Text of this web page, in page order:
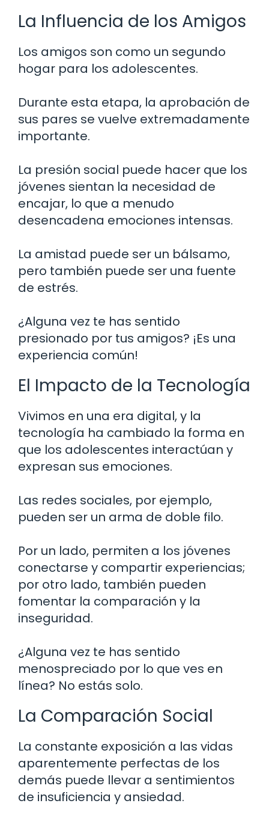
La Influencia de los Amigos
Los amigos son como un segundo
hogar para los adolescentes.
Durante esta etapa, la aprobación de
sus pares se vuelve extremadamente
importante.
La presión social puede hacer que los
jóvenes sientan la necesidad de
encajar, lo que a menudo
desencadena emociones intensas.
La amistad puede ser un bálsamo,
pero también puede ser una fuente
de estrés.
¿Alguna vez te has sentido
presionado por tus amigos? ¡Es una
experiencia común!
El Impacto de la Tecnología
Vivimos en una era digital, y la
tecnología ha cambiado la forma en
que los adolescentes interactúan y
expresan sus emociones.
Las redes sociales, por ejemplo,
pueden ser un arma de doble filo.
Por un lado, permiten a los jóvenes
conectarse y compartir experiencias;
por otro lado, también pueden
fomentar la comparación y la
inseguridad.
¿Alguna vez te has sentido
menospreciado por lo que ves en
línea? No estás solo.
La Comparación Social
La constante exposición a las vidas
aparentemente perfectas de los
demás puede llevar a sentimientos
de insuficiencia y ansiedad.